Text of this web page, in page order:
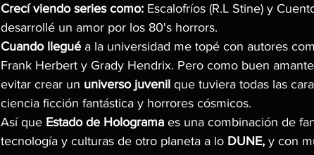
Crecí viendo series como: Escalofríos (R.L Stine) y
desarrollé un amor por los 80's horrors.
Cuando llegué a la universidad me topé con autores
Frank Herbert y Grady Hendrix. Pero como buen
evitar crear un universo juvenil que tuviera todas las
ciencia ficción fantástica y horrores cósmicos.
Así que Estado de Holograma es una combinación de
tecnología y culturas de otro planeta a lo DUNE, y con